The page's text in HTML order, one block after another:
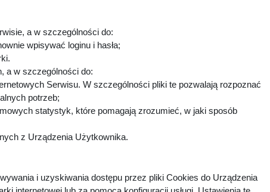
a w szczególności do:
wpisywać loginu i hasła;
a w szczególności do:
Serwisu. W szczególności pliki te pozwalają rozpoznać
potrzeb;
statystyk, które pomagają zrozumieć, w jaki sposób
z Urządzenia Użytkownika.
i uzyskiwania dostępu przez pliki Cookies do Urządzenia